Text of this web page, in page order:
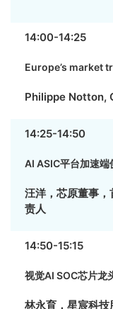
14:00-14:25
Europe’s market
Philippe Notton,
14:25-14:50
AI ASIC平台加速
汪洋，芯原董事
责人
14:50-15:15
视觉AI SOC芯片龙
林永育，星宸科